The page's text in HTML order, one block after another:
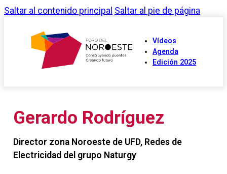
Saltar al contenido principal Saltar al pie de página
Vídeos
Agenda
Edición 2025
Gerardo Rodríguez
Director zona Noroeste de UFD, Redes de
Electricidad del grupo Naturgy